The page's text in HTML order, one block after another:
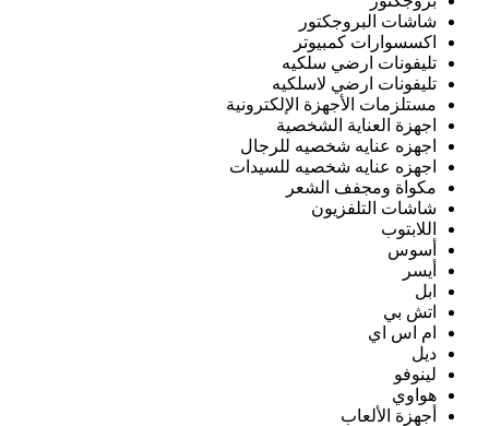
شاشات البروجكتور
اكسسوارات كمبيوتر
تليفونات ارضي سلكيه
تليفونات ارضي لاسلكيه
مستلزمات الأجهزة الإلكترونية
اجهزة العناية الشخصية
اجهزه عنايه شخصيه للرجال
اجهزه عنايه شخصيه للسيدات
مكواة ومجفف الشعر
شاشات التلفزيون
اللابتوب
أسوس
أيسر
ابل
اتش بي
ام اس اي
ديل
لينوفو
هواوي
أجهزة الألعاب